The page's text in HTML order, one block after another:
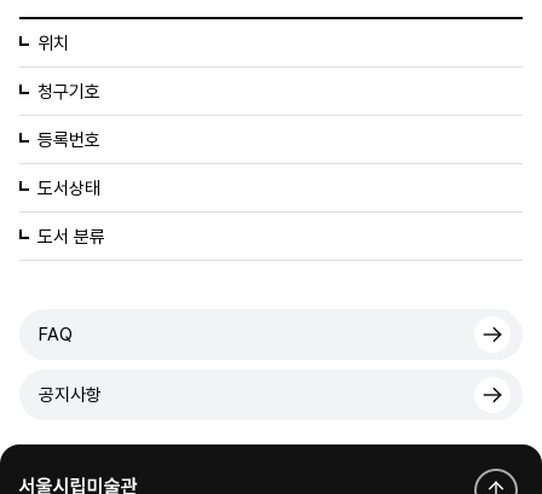
위치
청구기호
등록번호
도서상태
도서 분류
FAQ
공지사항